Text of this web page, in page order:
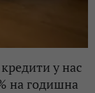
у нас
на годишна